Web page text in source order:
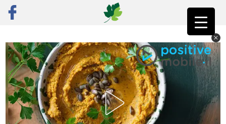
ראשי»רק מתכונים טארט טאטן טבעוני